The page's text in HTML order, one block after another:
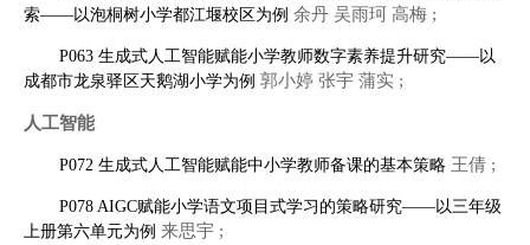
索——以泡桐树小学都江堰校区为例 余丹 吴雨珂 高梅 ;
P063 生成式人工智能赋能小学教师数字素养提升研究——以
成都市龙泉驿区天鹅湖小学为例 郭小婷 张宇 蒲实 ;
人工智能
P072 生成式人工智能赋能中小学教师备课的基本策略 王倩 ;
P078 AIGC赋能小学语文项目式学习的策略研究——以三年级
上册第六单元为例 来思宇 ;